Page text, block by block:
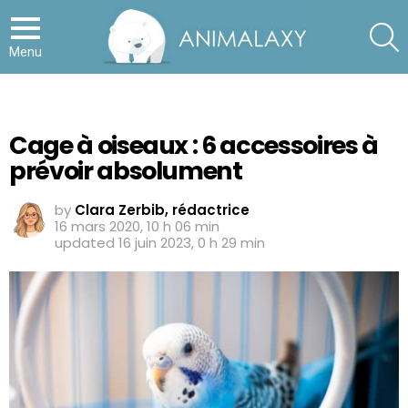
Menu
Cage à oiseaux : 6 accessoires à
prévoir absolument
by Clara Zerbib, rédactrice
16 mars 2020, 10 h 06 min
updated 16 juin 2023, 0 h 29 min